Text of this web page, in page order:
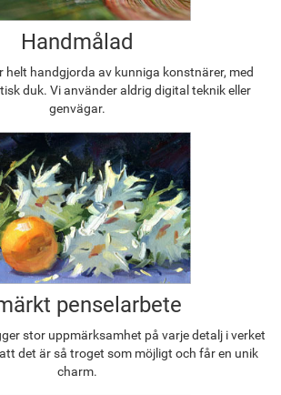
Handmålad
helt handgjorda av kunniga konstnärer, med
duk. Vi använder aldrig digital teknik eller
genvägar.
penselarbete
stor uppmärksamhet på varje detalj i verket
det är så troget som möjligt och får en unik
charm.